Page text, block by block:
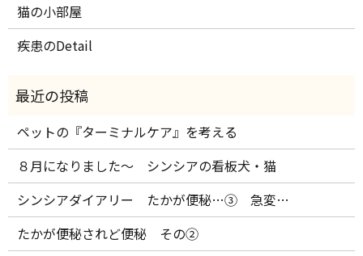
猫の小部屋
疾患のDetail
ペットの『ターミナルケア』を考える
８月になりました～ シンシアの看板犬・猫
シンシアダイアリー たかが便秘…③ 急変…
たかが便秘されど便秘 その②